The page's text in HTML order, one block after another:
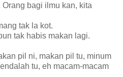
bagi ilmu kan, kita
tak la kot.
tak habis makan lagi.
pil ni, makan pil tu, minum
tu, eh macam-macam